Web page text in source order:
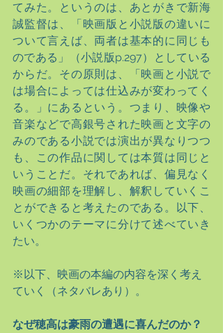
てみた。というのは、あとがきで新海
誠監督は、「映画版と小説版の違いに
ついて言えば、両者は基本的に同じも
のである」（小説版p.297）としている
からだ。その原則は、「映画と小説で
は場合によっては仕込みが変わってく
る。」にあるという。つまり、映像や
音楽などで高銀号された映画と文字の
みのである小説では演出が異なりつつ
も、この作品に関しては本質は同じと
いうことだ。それであれば、偏見なく
映画の細部を理解し、解釈していくこ
とができると考えたのである。以下、
いくつかのテーマに分けて述べていき
たい。
※以下、映画の本編の内容を深く考え
ていく（ネタバレあり）。
なぜ穂高は豪雨の遭遇に喜んだのか？